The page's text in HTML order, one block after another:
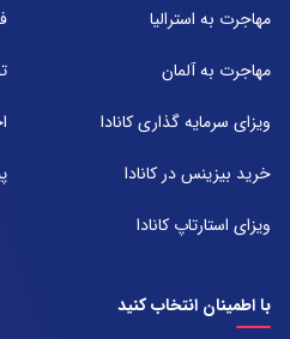
شعبه 2
تلفن:
مهاجرت به استرالیا
مهاجرت به آلمان
ویزای سرمایه گذاری کانادا
خرید بیزینس در کانادا
ویزای استارتاپ کانادا
با اطمینان انتخاب کنید